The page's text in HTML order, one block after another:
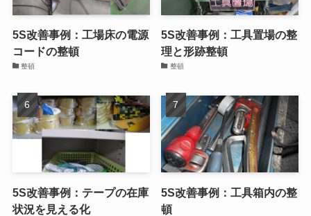
5S改善事例：工場床の電源
コードの整頓
整頓
5S改善事例：工具置場の整
理と形跡整頓
整頓
5S改善事例：テープの在庫
状況を見える化
5S改善事例：工具箱内の整
頓